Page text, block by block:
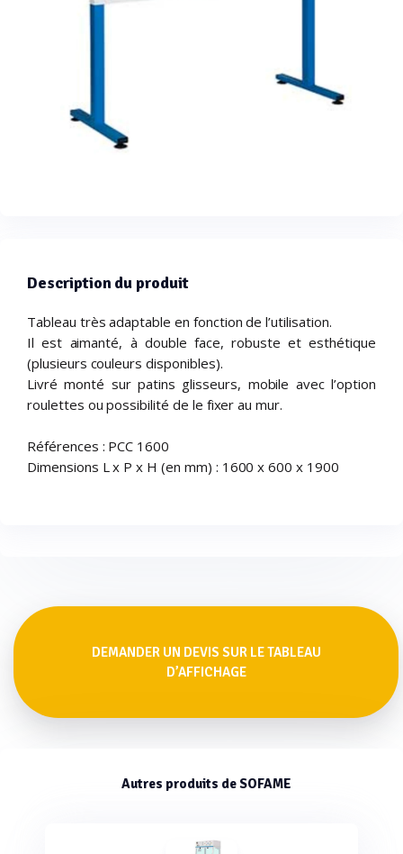
Description du produit
Tableau très adaptable en fonction de l’utilisation.
Il est aimanté, à double face, robuste et esthétique
(plusieurs couleurs disponibles).
Livré monté sur patins glisseurs, mobile avec l’option
roulettes ou possibilité de le fixer au mur.
Références : PCC 1600
Dimensions L x P x H (en mm) : 1600 x 600 x 1900
DEMANDER UN DEVIS SUR LE TABLEAU
D’AFFICHAGE
Autres produits de SOFAME